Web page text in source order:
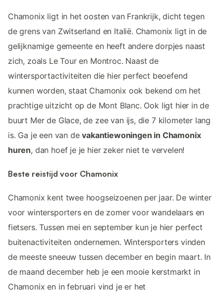
Chamonix ligt in het oosten van Frankrijk, dicht tegen
de grens van Zwitserland en Italië. Chamonix ligt in de
gelijknamige gemeente en heeft andere dorpjes naast
zich, zoals Le Tour en Montroc. Naast de
wintersportactiviteiten die hier perfect beoefend
kunnen worden, staat Chamonix ook bekend om het
prachtige uitzicht op de Mont Blanc. Ook ligt hier in de
buurt Mer de Glace, de zee van ijs, die 7 kilometer lang
is. Ga je een van devakantiewoningen in Chamonix
huren, dan hoef je je hier zeker niet te vervelen!
Beste reistijd voor Chamonix
Chamonix kent twee hoogseizoenen per jaar. De winter
voor wintersporters en de zomer voor wandelaars en
fietsers. Tussen mei en september kun je hier perfect
buitenactiviteiten ondernemen. Wintersporters vinden
de meeste sneeuw tussen december en begin maart. In
de maand december heb je een mooie kerstmarkt in
Chamonix en in februari vind je er het